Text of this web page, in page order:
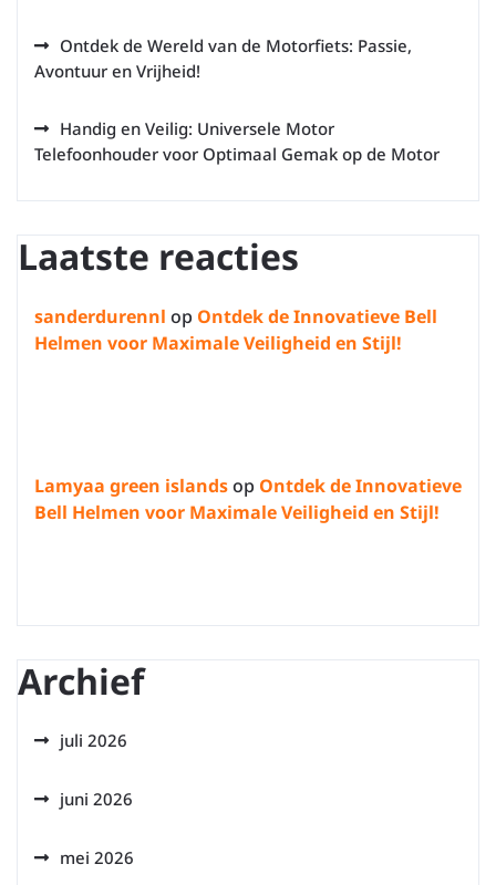
Ontdek de Wereld van de Motorfiets: Passie,
Avontuur en Vrijheid!
Handig en Veilig: Universele Motor
Telefoonhouder voor Optimaal Gemak op de Motor
Laatste reacties
sanderdurennl op Ontdek de Innovatieve Bell
Helmen voor Maximale Veiligheid en Stijl!
Lamyaa green islandsop Ontdek de Innovatieve
Bell Helmen voor Maximale Veiligheid en Stijl!
Archief
juli 2026
juni 2026
mei 2026